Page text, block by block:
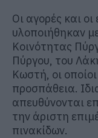
Οι αγορές και
υλοποιήθηκαν
Κοινότητας
Πύργου, του
Κωστή, οι
προσπάθεια.
απευθύνονται
την άριστη
πινακίδων.